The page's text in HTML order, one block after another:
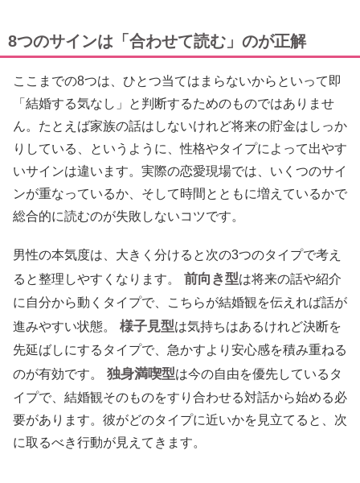
8つのサインは「合わせて読む」のが正解
ここまでの8つは、ひとつ当てはまらないからといって即
「結婚する気なし」と判断するためのものではありませ
ん。たとえば家族の話はしないけれど将来の貯金はしっか
りしている、というように、性格やタイプによって出やす
いサインは違います。実際の恋愛現場では、いくつのサイ
ンが重なっているか、そして時間とともに増えているかで
総合的に読むのが失敗しないコツです。
男性の本気度は、大きく分けると次の3つのタイプで考え
ると整理しやすくなります。
前向き型は将来の話や紹介
に自分から動くタイプで、こちらが結婚観を伝えれば話が
進みやすい状態。
様子見型は気持ちはあるけれど決断を
先延ばしにするタイプで、急かすより安心感を積み重ねる
のが有効です。
独身満喫型は今の自由を優先しているタ
イプで、結婚観そのものをすり合わせる対話から始める必
要があります。彼がどのタイプに近いかを見立てると、次
に取るべき行動が見えてきます。